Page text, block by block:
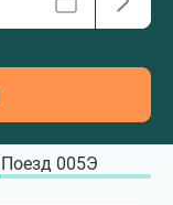
Поезд 005Э